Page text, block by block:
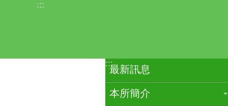
跳到主要內容區塊
:::
:::
最新訊息
本所簡介